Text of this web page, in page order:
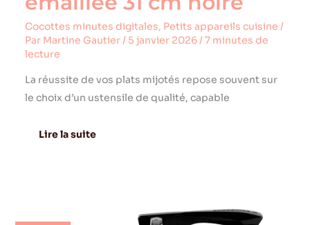
Cocottes minutes digitales, Petits appareils cuisine /
Par Martine Gautier/ 5 janvier 2026/7 minutes de
lecture
La réussite de vos plats mijotés repose souvent sur
le choix d’un ustensile de qualité, capable
Lire la suite